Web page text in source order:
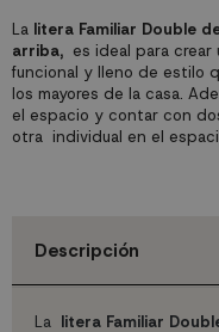
La litera Familiar Double
arriba, es ideal para
funcional y lleno de estilo
los mayores de la casa.
el espacio y contar con
otra individual en el
Descripción
La litera Familiar